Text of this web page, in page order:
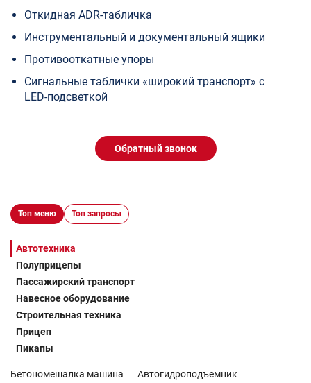
Откидная ADR-табличка
Инструментальный и документальный ящики
Противооткатные упоры
Сигнальные таблички «широкий транспорт» с
LED-подсветкой
Обратный звонок
Топ меню Топ запросы
Автотехника
Полуприцепы
Пассажирский транспорт
Навесное оборудование
Строительная техника
Прицеп
Пикапы
Бетономешалка машина
Автогидроподъемник